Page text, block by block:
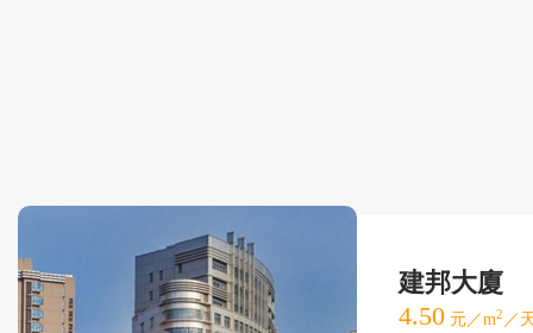
建邦大廈
4.50 元／m2 ／